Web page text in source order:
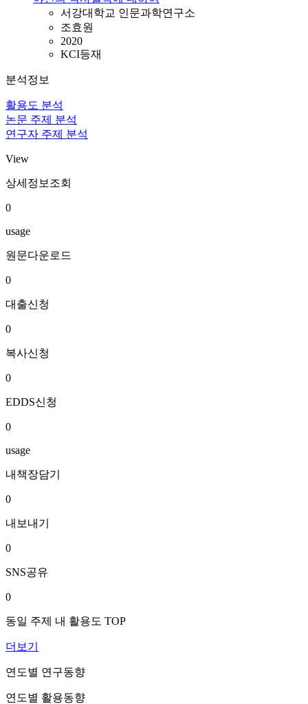
서강대학교 인문과학연구소
조효원
2020
KCI등재
분석정보
활용도 분석
논문 주제 분석
연구자 주제 분석
View
상세정보조회
0
usage
원문다운로드
0
대출신청
0
복사신청
0
EDDS신청
0
usage
내책장담기
0
내보내기
0
SNS공유
0
동일 주제 내 활용도 TOP
더보기
연도별 연구동향
연도별 활용동향